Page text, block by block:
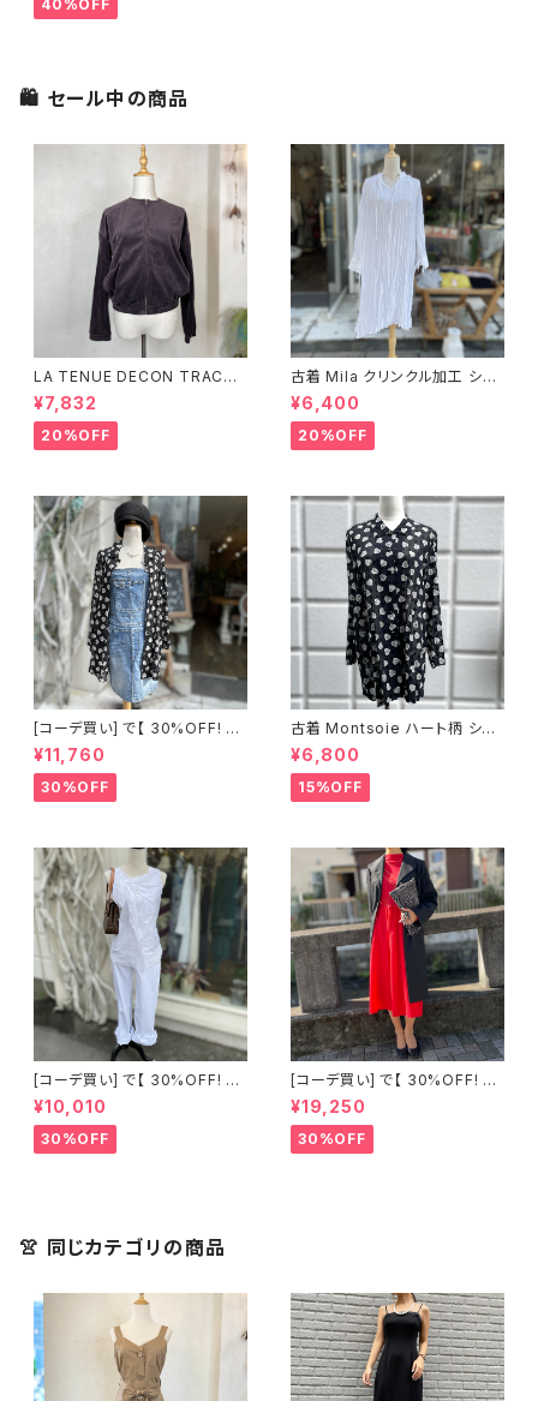
40%OFF
🛍 セール中の商品
LA TENUE DECON TRACTE
E ブラウンジャケット
¥7,832
20%OFF
古着 Mila クリンクル加工 シャ
ツワンピース
¥6,400
20%OFF
[コーデ買い] で【 30%OFF! 】2
点 ショート丈 デニム サロペット
スカート + 古着 Montsoie ハ
ート柄 シアーシャツ ブラック
¥11,760
30%OFF
古着 Montsoie ハート柄 シア
ーシャツ ブラック
¥6,800
15%OFF
[コーデ買い] で【 30%OFF! 】2
点 古着 Chloe ホワイト レース
ノースリーブ + ホワイトデニム
ストレッチ ストレート パンツ
¥10,010
30%OFF
[コーデ買い] で【 30%OFF! 】2
点 フランス古着 レッドライン 切
り替えワンピース + フランス古
着 TERGAL ブラック コート
¥19,250
30%OFF
👚 同じカテゴリの商品